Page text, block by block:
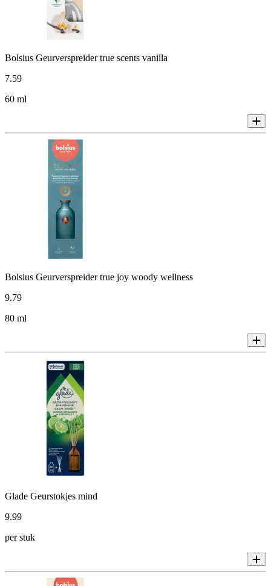
Bolsius Geurverspreider true scents vanilla
7.59
60 ml
Bolsius Geurverspreider true joy woody wellness
9.79
80 ml
Glade Geurstokjes mind
9.99
per stuk